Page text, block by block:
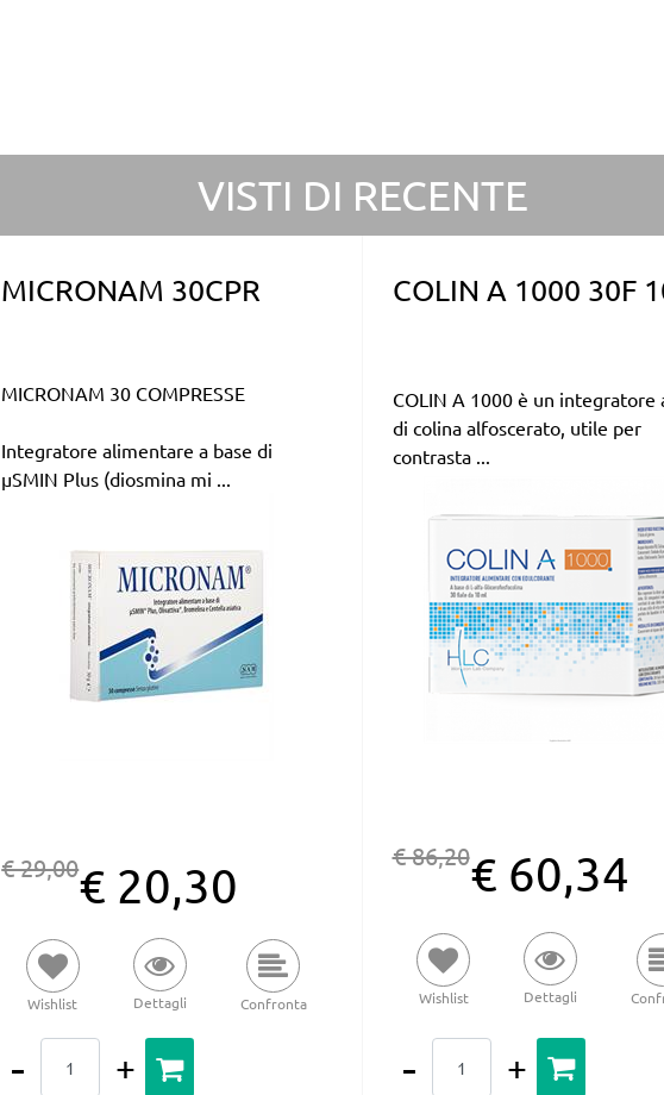
VISTI DI RECENTE
MICRONAM 30CPR
MICRONAM 30 COMPRESSE
Integratore alimentare a base di
µSMIN Plus (diosmina mi ...
€ 29,00€ 20,30
Wishlist Dettagli Confronta
COLIN A 1000 30F
COLIN A 1000 è un integratore
di colina alfoscerato, utile per
contrasta ...
€ 86,20€ 60,34
Wishlist Dettagli